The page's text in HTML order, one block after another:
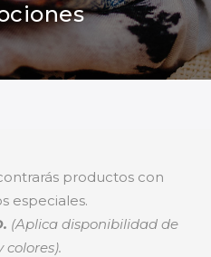
productos con
especiales.
(Aplica disponibilidad de
colores).